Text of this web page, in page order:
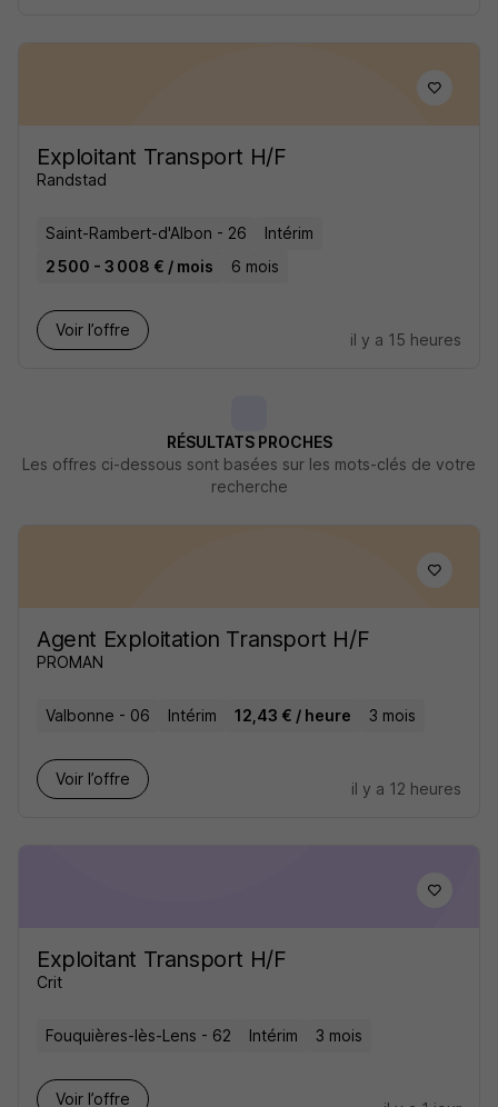
Exploitant Transport H/F
Randstad
Saint-Rambert-d'Albon - 26
Intérim
2 500 - 3 008 € / mois
6 mois
Voir l’offre
il y a 15 heures
RÉSULTATS PROCHES
Les offres ci-dessous sont basées sur les mots-clés de votre
recherche
Agent Exploitation Transport H/F
PROMAN
Valbonne - 06 Intérim 12,43 € / heure 3 mois
Voir l’offre
il y a 12 heures
Exploitant Transport H/F
Crit
Fouquières-lès-Lens - 62 Intérim 3 mois
Voir l’offre